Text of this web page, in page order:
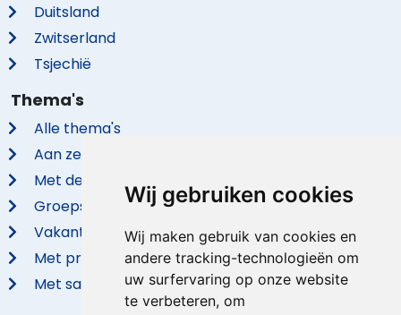
Wij gebruiken cookies
Wij maken gebruik van cookies en
andere tracking-technologieën om
uw surfervaring op onze website
te verbeteren, om
Duitsland
Zwitserland
Tsjechië
Thema's
Alle thema's
Aan zee
Met de hond
Groepsaccommodaties
Vakantieparken
Met privé zwembad
Met sauna